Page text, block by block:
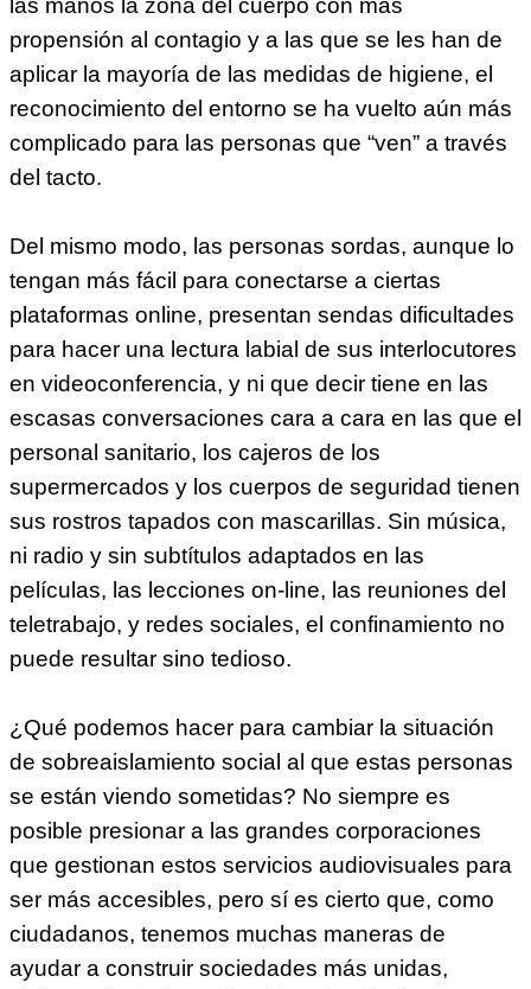
las manos la zona del cuerpo con más
propensión al contagio y a las que se les han de
aplicar la mayoría de las medidas de higiene, el
reconocimiento del entorno se ha vuelto aún más
complicado para las personas que “ven” a través
del tacto.
Del mismo modo, las personas sordas, aunque lo
tengan más fácil para conectarse a ciertas
plataformas online, presentan sendas dificultades
para hacer una lectura labial de sus interlocutores
en videoconferencia, y ni que decir tiene en las
escasas conversaciones cara a cara en las que el
personal sanitario, los cajeros de los
supermercados y los cuerpos de seguridad tienen
sus rostros tapados con mascarillas. Sin música,
ni radio y sin subtítulos adaptados en las
películas, las lecciones on-line, las reuniones del
teletrabajo, y redes sociales, el confinamiento no
puede resultar sino tedioso.
¿Qué podemos hacer para cambiar la situación
de sobreaislamiento social al que estas personas
se están viendo sometidas? No siempre es
posible presionar a las grandes corporaciones
que gestionan estos servicios audiovisuales para
ser más accesibles, pero sí es cierto que, como
ciudadanos, tenemos muchas maneras de
ayudar a construir sociedades más unidas,